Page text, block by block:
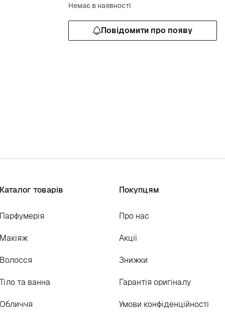
Немає в наявності
Повідомити про появу
Каталог товарів
Парфумерія
Макіяж
Волосся
Тіло та ванна
Обличчя
Покупцям
Про нас
Акції
Знижки
Гарантія оригіналу
Умови конфіденційності